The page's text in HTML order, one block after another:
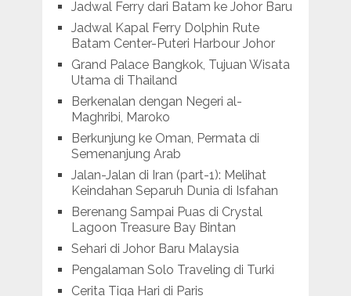
Jadwal Ferry dari Batam ke Johor Baru
Jadwal Kapal Ferry Dolphin Rute
Batam Center-Puteri Harbour Johor
Grand Palace Bangkok, Tujuan Wisata
Utama di Thailand
Berkenalan dengan Negeri al-
Maghribi, Maroko
Berkunjung ke Oman, Permata di
Semenanjung Arab
Jalan-Jalan di Iran (part-1): Melihat
Keindahan Separuh Dunia di Isfahan
Berenang Sampai Puas di Crystal
Lagoon Treasure Bay Bintan
Sehari di Johor Baru Malaysia
Pengalaman Solo Traveling di Turki
Cerita Tiga Hari di Paris